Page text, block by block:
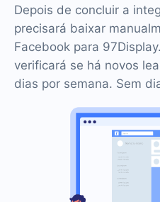
Depois de concluir a
precisará baixar
Facebook para
verificará se há novos
dias por semana. Sem